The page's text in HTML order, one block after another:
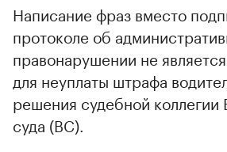
Написание фраз вместо
протоколе об
правонарушении не
для неуплаты штрафа
решения судебной коллегии
суда (ВС).